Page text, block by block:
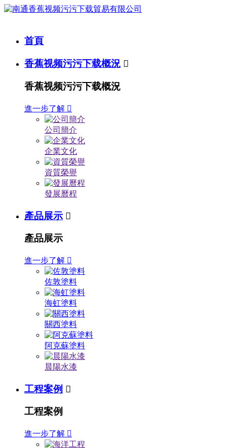
首頁
香蕉视频污污下载概況 
香蕉视频污污下载概況
進一步了解 
公司簡介
企業文化
資質榮譽
發展曆程
產品展示 
產品展示
進一步了解 
佐敦塗料
海虹塗料
關西塗料
阿克蘇塗料
晨陽水漆
工程案例 
工程案例
進一步了解 